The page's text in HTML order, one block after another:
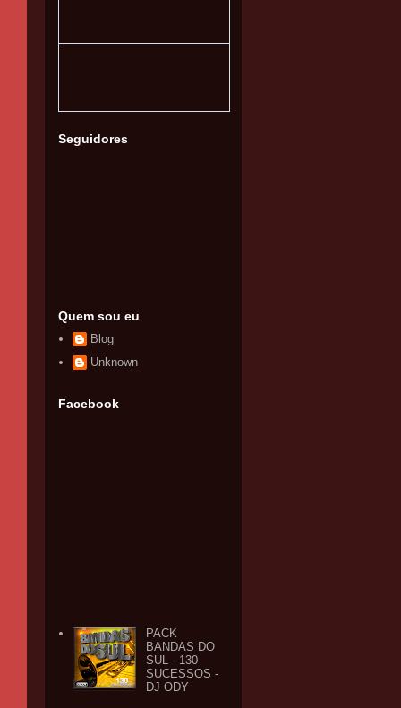
Seguidores
Quem sou eu
Blog
Unknown
Facebook
PACK
BANDAS DO
SUL - 130
SUCESSOS -
DJ ODY